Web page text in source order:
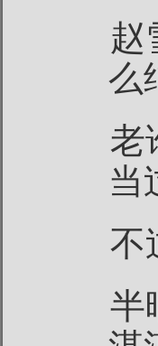
赵
么
老
当
不
半